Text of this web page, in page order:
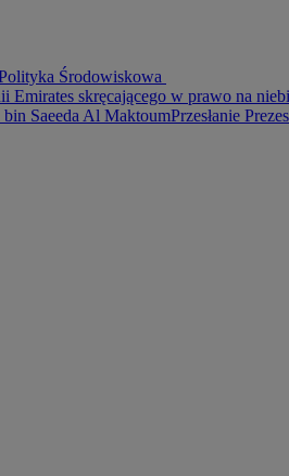
Środowiskowa
skręcającego w prawo na
Saeeda Al MaktoumPrzesłanie